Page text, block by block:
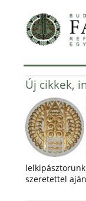
Új cikkek,
szeretettel